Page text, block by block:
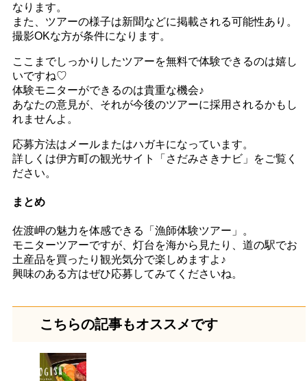
なります。
また、ツアーの様子は新聞などに掲載される可能性あり。
撮影OKな方が条件になります。
ここまでしっかりしたツアーを無料で体験できるのは嬉し
いですね♡
体験モニターができるのは貴重な機会♪
あなたの意見が、それが今後のツアーに採用されるかもし
れませんよ。
応募方法はメールまたはハガキになっています。
詳しくは伊方町の観光サイト「さだみさきナビ」をご覧く
ださい。
まとめ
佐渡岬の魅力を体感できる「漁師体験ツアー」。
モニターツアーですが、灯台を海から見たり、道の駅でお
土産品を買ったり観光気分で楽しめますよ♪
興味のある方はぜひ応募してみてくださいね。
こちらの記事もオススメです